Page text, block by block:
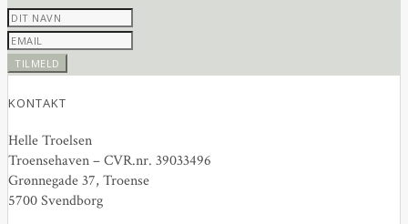
KONTAKT
Helle Troelsen
Troensehaven – CVR.nr. 39033496
Grønnegade 37, Troense
5700 Svendborg